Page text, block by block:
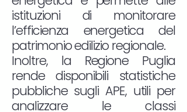
istituzioni di monitorare
l’efficienza energetica del
patrimonio edilizio regionale.
Inoltre, la Regione Puglia
rende disponibili statistiche
pubbliche sugli APE, utili per
analizzare le classi